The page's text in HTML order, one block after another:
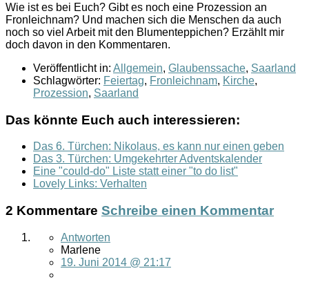
Wie ist es bei Euch? Gibt es noch eine Prozession an
Fronleichnam? Und machen sich die Menschen da auch
noch so viel Arbeit mit den Blumenteppichen? Erzählt mir
doch davon in den Kommentaren.
Veröffentlicht in: Allgemein, Glaubenssache, Saarland
Schlagwörter: Feiertag, Fronleichnam, Kirche,
Prozession, Saarland
Das könnte Euch auch interessieren:
Das 6. Türchen: Nikolaus, es kann nur einen geben
Das 3. Türchen: Umgekehrter Adventskalender
Eine "could-do" Liste statt einer "to do list"
Lovely Links: Verhalten
2 Kommentare Schreibe einen Kommentar
Antworten
Marlene
19. Juni 2014 @ 21:17